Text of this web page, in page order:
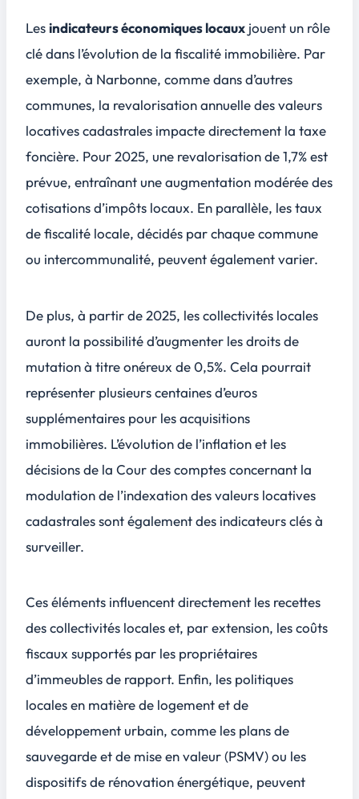
Lesindicateurs économiques locaux jouent un rôle
clé dans l’évolution de la fiscalité immobilière. Par
exemple, à Narbonne, comme dans d’autres
communes, la revalorisation annuelle des valeurs
locatives cadastrales impacte directement la taxe
foncière. Pour 2025, une revalorisation de 1,7% est
prévue, entraînant une augmentation modérée des
cotisations d’impôts locaux. En parallèle, les taux
de fiscalité locale, décidés par chaque commune
ou intercommunalité, peuvent également varier.
De plus, à partir de 2025, les collectivités locales
auront la possibilité d’augmenter les droits de
mutation à titre onéreux de 0,5%. Cela pourrait
représenter plusieurs centaines d’euros
supplémentaires pour les acquisitions
immobilières. L’évolution de l’inflation et les
décisions de la Cour des comptes concernant la
modulation de l’indexation des valeurs locatives
cadastrales sont également des indicateurs clésà
surveiller.
Ces éléments influencent directement les recettes
des collectivités locales et, par extension, les coûts
fiscaux supportés par les propriétaires
d’immeubles de rapport. Enfin, les politiques
locales en matière de logement et de
développement urbain, comme les plans de
sauvegarde et de mise en valeur (PSMV) ou les
dispositifs de rénovation énergétique, peuvent